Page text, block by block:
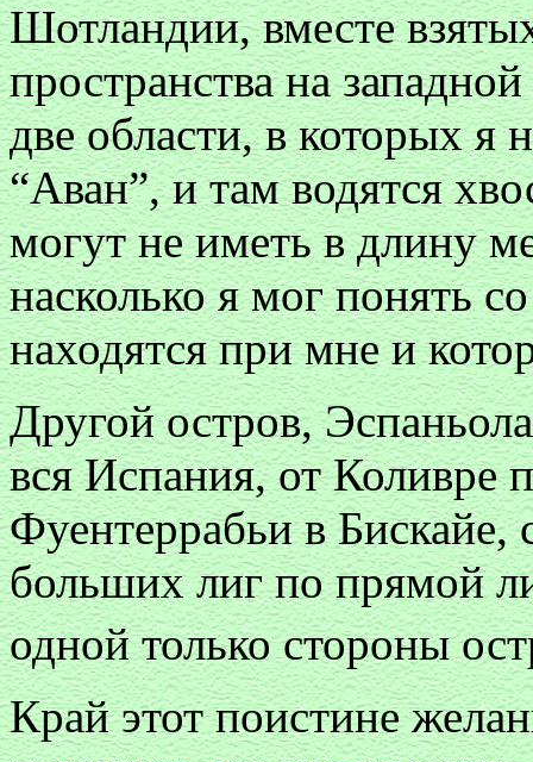
Шотландии, вместе
пространства на
две области, в которых я
“Аван”, и там водятся
могут не иметь в длину
насколько я мог понять
находятся при мне и
Другой остров,
вся Испания, от Коливре
Фуентеррабьи в Бискайе,
больших лиг по прямой
одной только стороны
Край этот поистине